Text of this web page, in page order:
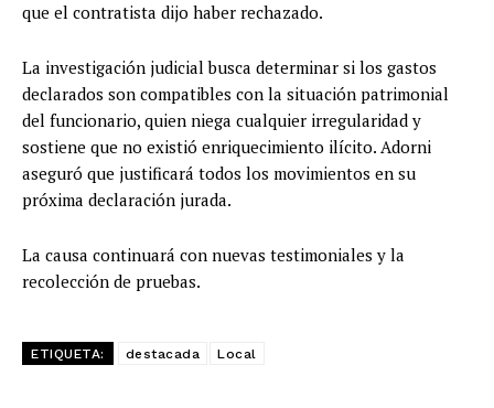
que el contratista dijo haber rechazado.
La investigación judicial busca determinar si los gastos
declarados son compatibles con la situación patrimonial
del funcionario, quien niega cualquier irregularidad y
sostiene que no existió enriquecimiento ilícito. Adorni
aseguró que justificará todos los movimientos en su
próxima declaración jurada.
La causa continuará con nuevas testimoniales y la
recolección de pruebas.
ETIQUETA: destacada Local